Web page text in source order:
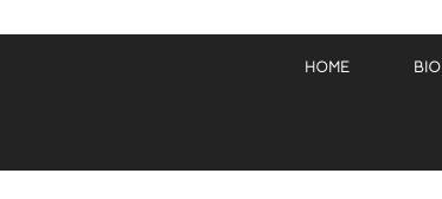
HOME BIO